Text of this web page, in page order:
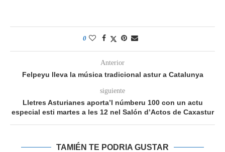
0
Anterior
Felpeyu lleva la música tradicional astur a Catalunya
siguiente
Lletres Asturianes aporta’l númberu 100 con un actu
especial esti martes a les 12 nel Salón d’Actos de Caxastur
TAMIÉN TE PODRIA GUSTAR